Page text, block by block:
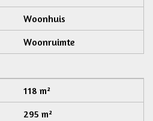
Woonhuis
Woonruimte
118 m²
295 m²